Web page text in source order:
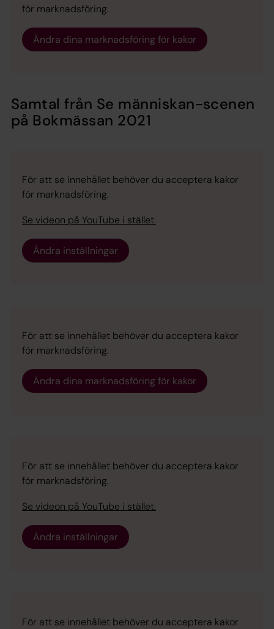
för marknadsföring.
Ändra dina marknadsföring för kakor
Samtal från Se människan-scenen
på Bokmässan 2021
För att se innehållet behöver du acceptera kakor
för marknadsföring.
Se videon på YouTube i stället.
Ändra inställningar
För att se innehållet behöver du acceptera kakor
för marknadsföring.
Ändra dina marknadsföring för kakor
För att se innehållet behöver du acceptera kakor
för marknadsföring.
Se videon på YouTube i stället.
Ändra inställningar
För att se innehållet behöver du acceptera kakor